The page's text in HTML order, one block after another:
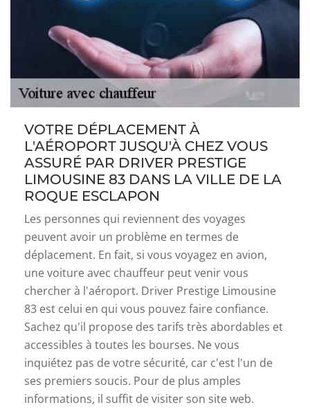
VOTRE DÉPLACEMENT À
L'AÉROPORT JUSQU'À CHEZ VOUS
ASSURÉ PAR DRIVER PRESTIGE
LIMOUSINE 83 DANS LA VILLE DE LA
ROQUE ESCLAPON
Les personnes qui reviennent des voyages
peuvent avoir un problème en termes de
déplacement. En fait, si vous voyagez en avion,
une voiture avec chauffeur peut venir vous
chercher à l'aéroport. Driver Prestige Limousine
83 est celui en qui vous pouvez faire confiance.
Sachez qu'il propose des tarifs très abordables et
accessibles à toutes les bourses. Ne vous
inquiétez pas de votre sécurité, car c'est l'un de
ses premiers soucis. Pour de plus amples
informations, il suffit de visiter son site web.